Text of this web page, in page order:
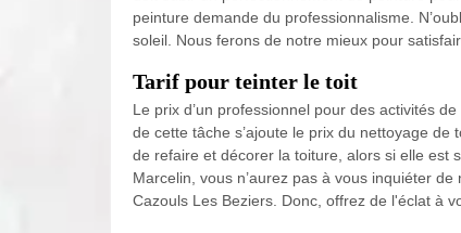
peinture demande du professionnalisme.
soleil. Nous ferons de notre mieux pour
Tarif pour teinter le toit
Le prix d’un professionnel pour des activités
de cette tâche s’ajoute le prix du nettoyage
de refaire et décorer la toiture, alors si elle est
Marcelin, vous n’aurez pas à vous inquiéter
Cazouls Les Beziers. Donc, offrez de l'éclat à